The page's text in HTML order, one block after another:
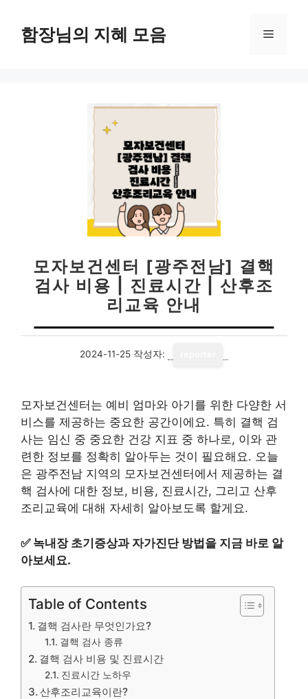
함장님의 지혜 모음 메
모자보건센터 [광주전남] 결핵
검사 비용 | 진료시간 | 산후조
리교육 안내
2024-11-25 작성자:
모자보건센터는 예비 엄마와 아기를 위한 다양한 서
비스를 제공하는 중요한 공간이에요. 특히 결핵 검
사는 임신 중 중요한 건강 지표 중 하나로, 이와 관
련한 정보를 정확히 알아두는 것이 필요해요. 오늘
은 광주전남 지역의 모자보건센터에서 제공하는 결
핵 검사에 대한 정보, 비용, 진료시간, 그리고 산후
조리교육에 대해 자세히 알아보도록 할게요.
✅ 녹내장 초기증상과 자가진단 방법을 지금 바로 알
아보세요.
Table of Contents
결핵 검사란 무엇인가요?
결핵 검사 종류
결핵 검사 비용 및 진료시간
진료시간 노하우
산후조리교육이란?